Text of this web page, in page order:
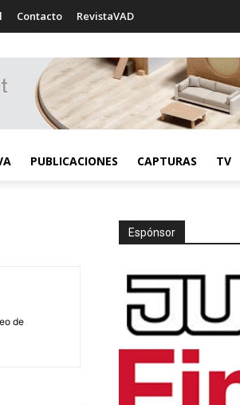
Contacto RevistaVAD
PUBLICACIONES CAPTURAS TV
de
Espónsor